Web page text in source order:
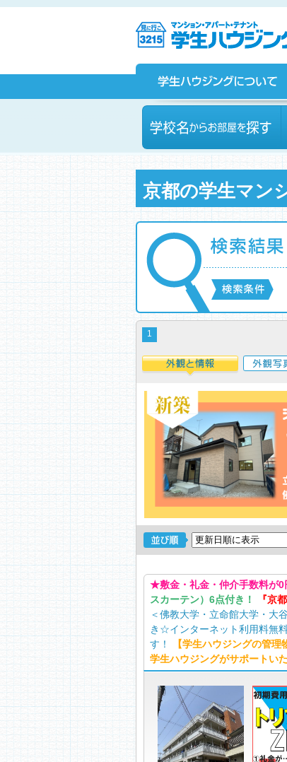
学校名からお部屋を探す
京都の学生マン
1
★敷金・礼金・仲介手数料が
スカーテン）6点付き！
『京
＜佛教大学・立命館大学・大
き☆インターネット利用料無
す！
【学生ハウジングの管
学生ハウジングがサポートい